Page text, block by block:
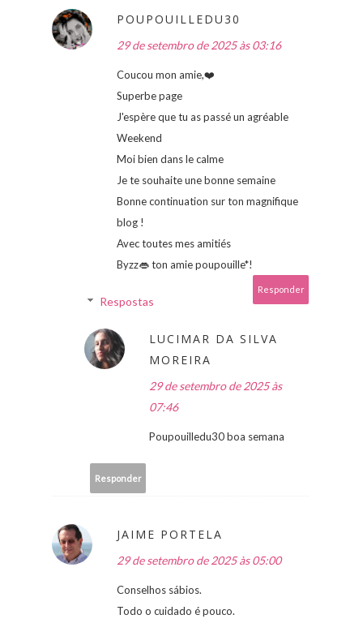
POUPOUILLEDU30
29 de setembro de 2025 às 03:16
Coucou mon amie,❤️
Superbe page
J'espère que tu as passé un agréable
Weekend
Moi bien dans le calme
Je te souhaite une bonne semaine
Bonne continuation sur ton magnifique
blog !
Avec toutes mes amitiés
Byzz👄 ton amie poupouille*!
Responder
Respostas
LUCIMAR DA SILVA
MOREIRA
29 de setembro de 2025 às
07:46
Poupouilledu30 boa semana
Responder
JAIME PORTELA
29 de setembro de 2025 às 05:00
Conselhos sábios.
Todo o cuidado é pouco.